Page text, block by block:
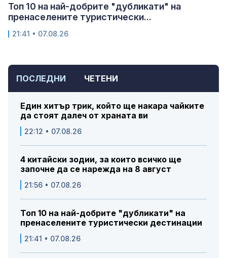
ПОСЛЕДНИ ЧЕТЕНИ
Един хитър трик, който ще накара чайките
да стоят далеч от храната ви
22:12 • 07.08.26
4 китайски зодии, за които всичко ще
започне да се нарежда на 8 август
21:56 • 07.08.26
Топ 10 на най-добрите "дубликати" на
пренаселените туристически дестинации
21:41 • 07.08.26
Топ 10 на най-добрите "дубликати" на
пренаселените туристически...
21:41 • 07.08.26